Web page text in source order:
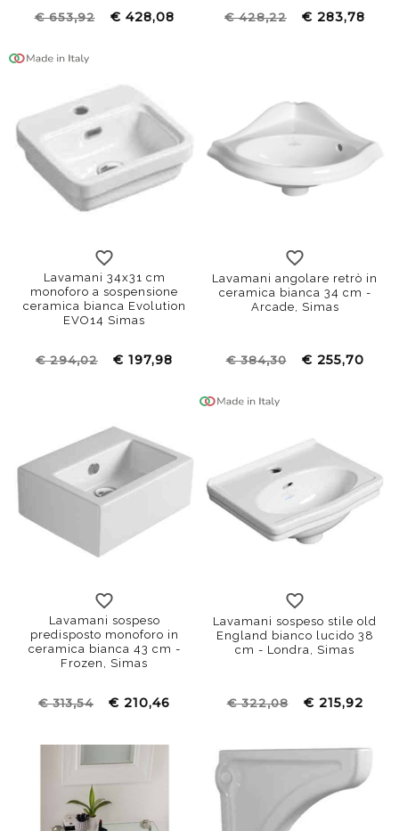
€ 653,92 € 428,08 € 428,22 € 283,78
Lavamani 34x31 cm
monoforo a sospensione
ceramica bianca Evolution
EVO14 Simas
€ 294,02 € 197,98
Lavamani angolare retrò in
ceramica bianca 34 cm -
Arcade, Simas
€ 384,30 € 255,70
Lavamani sospeso
predisposto monoforo in
ceramica bianca 43 cm -
Frozen, Simas
€ 313,54 € 210,46
Lavamani sospeso stile old
England bianco lucido 38
cm - Londra, Simas
€ 322,08 € 215,92